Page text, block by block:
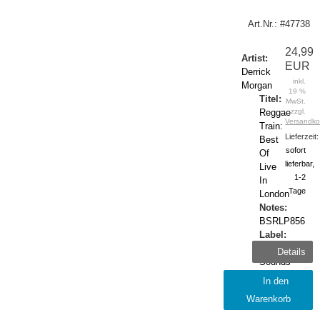
Art.Nr.: #47738
Artist:
Derrick
Morgan
Titel:
Reggae
Train:
Best
Of
Live
In
London
Notes:
BSRLP856
Label:
Burning
Sounds
Release:
February
24,99
EUR
inkl.
19 %
MwSt.
zzgl.
Lieferzeit:
sofort
lieferbar,
1-2
Tage
Details
In den
Warenkorb